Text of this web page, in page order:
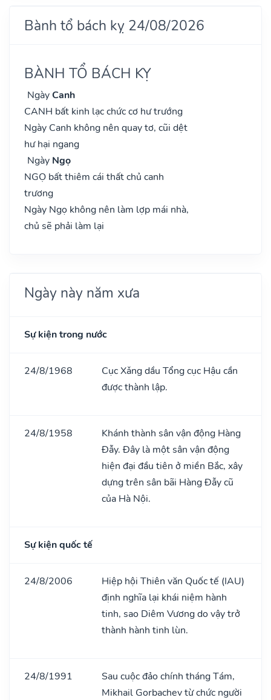
Bành tổ bách kỵ 24/08/2026
BÀNH TỔ BÁCH KỴ
NgàyCanh
CANH bất kinh lạc chức cơ hư trướng
Ngày Canh không nên quay tơ, cũi dệt
hư hại ngang
Ngày Ngọ
NGỌ bất thiêm cái thất chủ canh
trương
Ngày Ngọ không nên làm lợp mái nhà,
chủ sẽ phải làm lại
Ngày này năm xưa
Sự kiện trong nước
24/8/1968
Cục Xǎng dầu Tổng cục Hậu cần
được thành lập.
24/8/1958
Khánh thành sân vận động Hàng
Đẫy. Đây là một sân vận động
hiện đại đầu tiên ở miền Bắc, xây
dựng trên sân bãi Hàng Đẫy cũ
của Hà Nội.
Sự kiện quốc tế
24/8/2006
Hiệp hội Thiên văn Quốc tế (IAU)
định nghĩa lại khái niệm hành
tinh, sao Diêm Vương do vậy trở
thành hành tinh lùn.
24/8/1991
Sau cuộc đảo chính tháng Tám,
Mikhail Gorbachev từ chức người